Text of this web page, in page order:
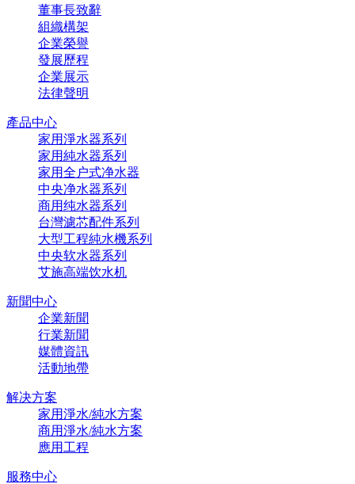
董事長致辭
組織構架
企業榮譽
發展歷程
企業展示
法律聲明
產品中心
家用淨水器系列
家用純水器系列
家用全户式净水器
中央净水器系列
商用纯水器系列
台灣濾芯配件系列
大型工程純水機系列
中央软水器系列
艾施高端饮水机
新聞中心
企業新聞
行業新聞
媒體資訊
活動地帶
解决方案
家用淨水/純水方案
商用淨水/純水方案
應用工程
服務中心